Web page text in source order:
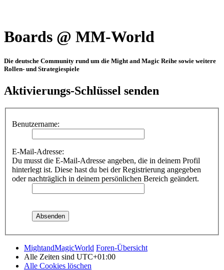
Boards @ MM-World
Die deutsche Community rund um die Might and Magic Reihe sowie weitere
Rollen- und Strategiespiele
Aktivierungs-Schlüssel senden
Benutzername:
E-Mail-Adresse:
Du musst die E-Mail-Adresse angeben, die in deinem Profil
hinterlegt ist. Diese hast du bei der Registrierung angegeben
oder nachträglich in deinem persönlichen Bereich geändert.
MightandMagicWorld Foren-Übersicht
Alle Zeiten sind UTC+01:00
Alle Cookies löschen